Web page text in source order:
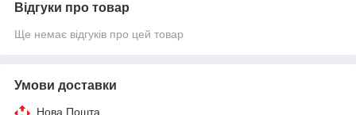
Відгуки про товар
Ще немає відгуків про цей товар
Умови доставки
Нова Пошта